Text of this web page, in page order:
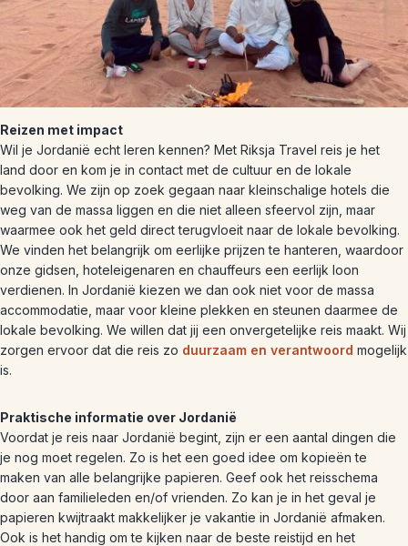
Reizen met impact
Wil je Jordanië echt leren kennen? Met Riksja Travel reis je het
land door en kom je in contact met de cultuur en de lokale
bevolking. We zijn op zoek gegaan naar kleinschalige hotels die
weg van de massa liggen en die niet alleen sfeervol zijn, maar
waarmee ook het geld direct terugvloeit naar de lokale bevolking.
We vinden het belangrijk om eerlijke prijzen te hanteren, waardoor
onze gidsen, hoteleigenaren en chauffeurs een eerlijk loon
verdienen. In Jordanië kiezen we dan ook niet voor de massa
accommodatie, maar voor kleine plekken en steunen daarmee de
lokale bevolking. We willen dat jij een onvergetelijke reis maakt. Wij
zorgen ervoor dat die reis zo duurzaam en verantwoord mogelijk
is.
Praktische informatie over Jordanië
Voordat je reis naar Jordanië begint, zijn er een aantal dingen die
je nog moet regelen. Zo is het een goed idee om kopieën te
maken van alle belangrijke papieren. Geef ook het reisschema
door aan familieleden en/of vrienden. Zo kan je in het geval je
papieren kwijtraakt makkelijker je vakantie in Jordanië afmaken.
Ook is het handig om te kijken naar de beste reistijd en het